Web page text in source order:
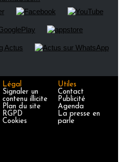
Légal
Signaler un
contenu illicite
Plan du site
RGPD
Cookies
Utiles
Contact
Publicité
Agenda
La presse en
parle